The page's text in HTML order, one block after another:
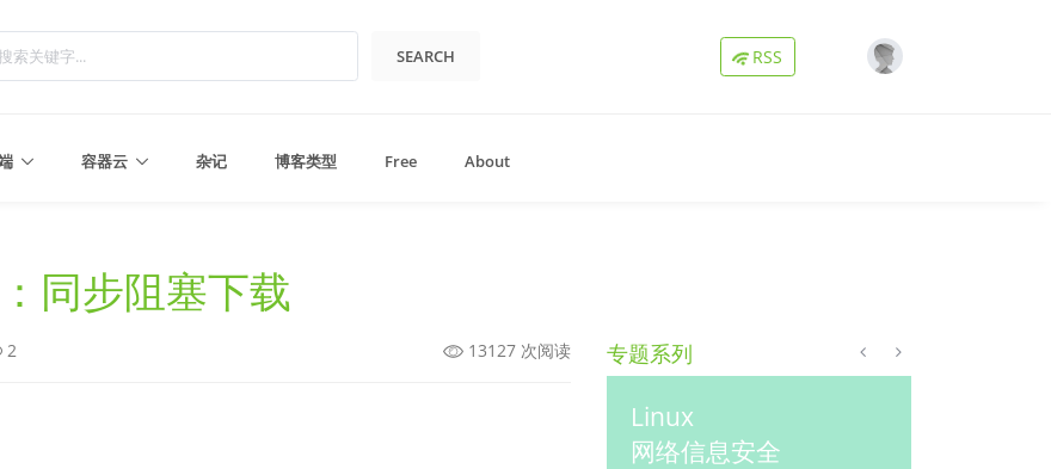
SEARCH Loading...
RSS
容器云 杂记 博客类型 Free About
同步阻塞下载
2 13127 次阅读 专题系列
Linux
网络信息安全